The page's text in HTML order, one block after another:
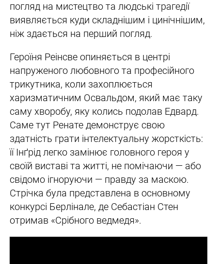
погляд на мистецтво та людські трагедії
виявляється куди складнішим і цинічнішим,
ніж здається на перший погляд.
Героїня Реінсве опиняється в центрі
напруженого любовного та професійного
трикутника, коли захоплюється
харизматичним Освальдом, який має таку
саму хворобу, яку колись подолав Едвард.
Саме тут Ренате демонструє свою
здатність грати інтелектуальну жорсткість:
її Інґрід легко замінює головного героя у
своїй виставі та житті, не помічаючи — або
свідомо ігноруючи — правду за маскою.
Стрічка була представлена в основному
конкурсі Берлінале, де Себастіан Стен
отримав «Срібного ведмедя».